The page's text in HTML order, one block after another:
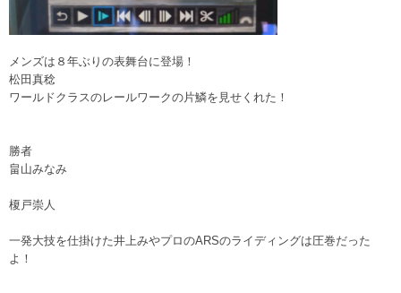
メンズは８年ぶりの表舞台に登場！
松田真稔
ワールドクラスのレールワークの片鱗を見せくれた！
勝者
畠山みなみ
榎戸崇人
一発大技を仕掛けた井上みやプロのARSのライディングは圧巻だった
よ！